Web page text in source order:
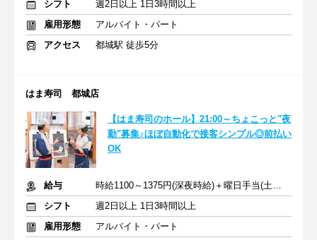
シフト
週2日以上 1日3時間以上
雇用形態
アルバイト・パート
アクセス
都城駅 徒歩5分
はま寿司 都城店
【はま寿司のホール】21:00～ちょこっと"夜
勤"募集♪ほぼ自動化で接客シンプル◎前払い
OK
給与
時給1100～1375円(深夜時給)＋曜日手当(土日祝+70円)
シフト
週2日以上 1日3時間以上
雇用形態
アルバイト・パート